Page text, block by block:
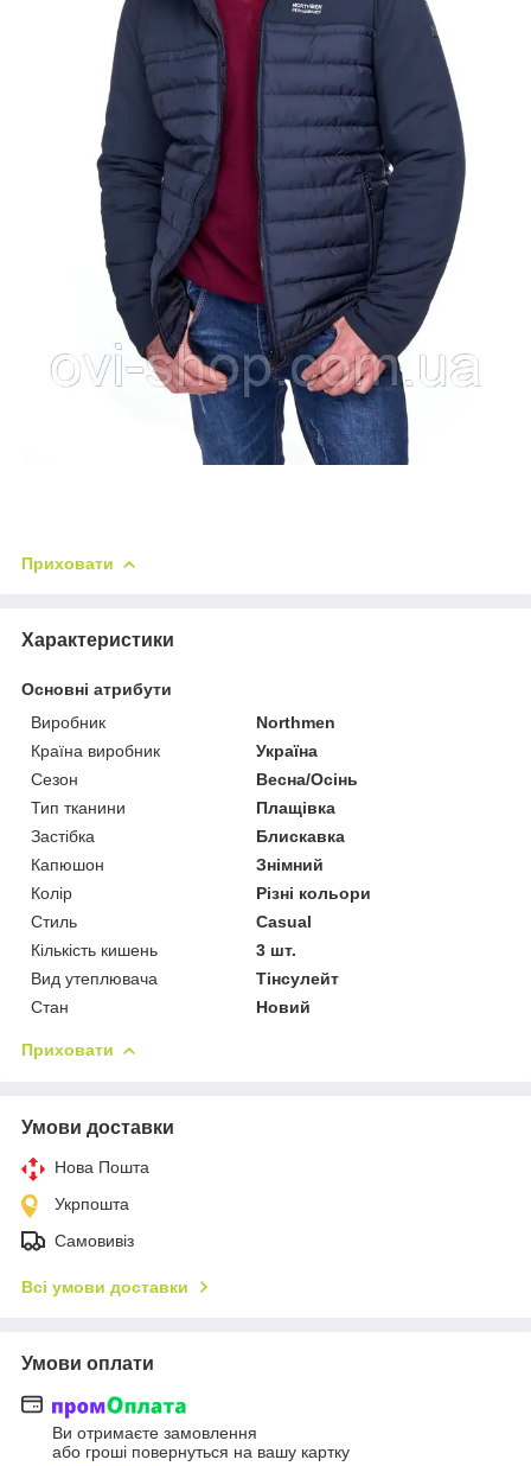
Приховати
Характеристики
Основні атрибути
Виробник
Northmen
Країна виробник
Україна
Сезон
Весна/Осінь
Тип тканини
Плащівка
Застібка
Блискавка
Капюшон
Знімний
Колір
Різні кольори
Стиль
Casual
Кількість кишень
3 шт.
Вид утеплювача
Тінсулейт
Стан
Новий
Приховати
Умови доставки
Нова Пошта
Укрпошта
Самовивіз
Всі умови доставки
Умови оплати
Ви отримаєте замовлення
або гроші повернуться на вашу картку